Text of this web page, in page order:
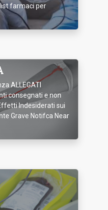
farmaci per
ALLEGATI
consegnati e non
Indesiderati sui
Grave Notifca Near